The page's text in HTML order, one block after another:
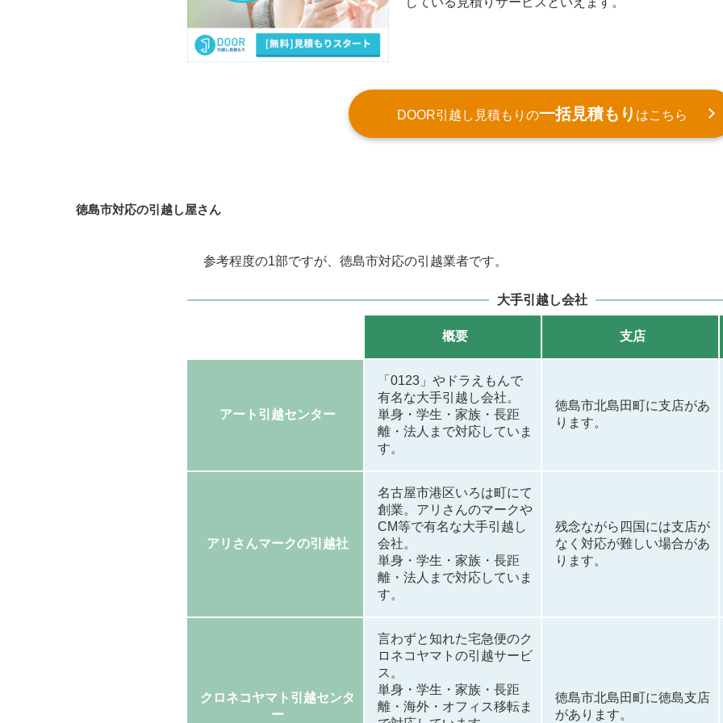
DOOR引越し見積もりの一括見積もり はこちら
徳島市対応の引越し屋さん
参考程度の1部ですが、徳島市対応の引越業者です。
大手引越し会社
概要 支店
アート引越センター
「0123」やドラえもんで
有名な大手引越し会社。
単身・学生・家族・長距
離・法人まで対応していま
す。
徳島市北島田町に支店があ
ります。
アリさんマークの引越社
名古屋市港区いろは町にて
創業。アリさんのマークや
CM等で有名な大手引越し
会社。
単身・学生・家族・長距
離・法人まで対応していま
す。
残念ながら四国には支店が
なく対応が難しい場合があ
ります。
クロネコヤマト引越センタ
ー
言わずと知れた宅急便のク
ロネコヤマトの引越サービ
ス。
単身・学生・家族・長距
離・海外・オフィス移転ま
徳島市北島田町に徳島支店
があります。